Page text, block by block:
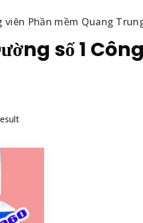
Phần mềm Quang
số 1